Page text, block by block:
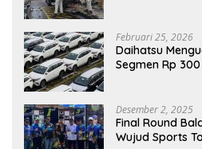
Februari 25, 2026
Daihatsu
Segmen Rp
Desember 2, 2025
Final Round
Wujud Sports